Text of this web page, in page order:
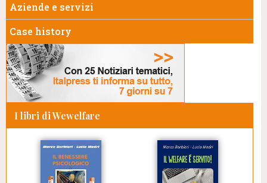
Aziende e servizi
Case history
I libri di Wewelfare